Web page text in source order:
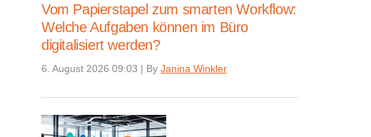
Vom Papierstapel zum smarten Workflow:
Welche Aufgaben können im Büro
digitalisiert werden?
6. August 2026 09:03 | By Janina Winkler